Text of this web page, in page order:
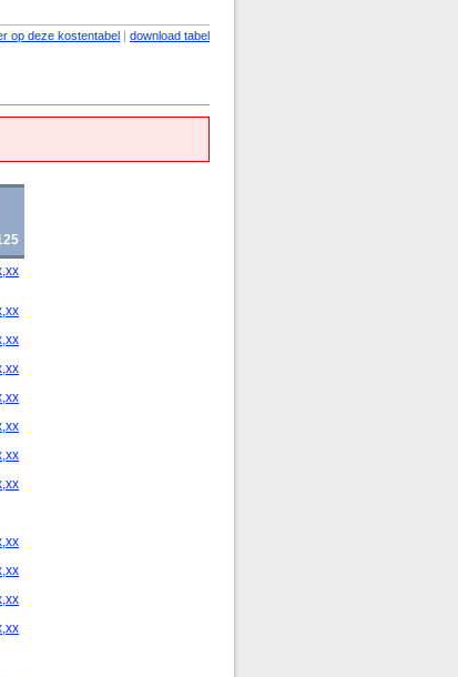
op deze kostentabel | download tabel